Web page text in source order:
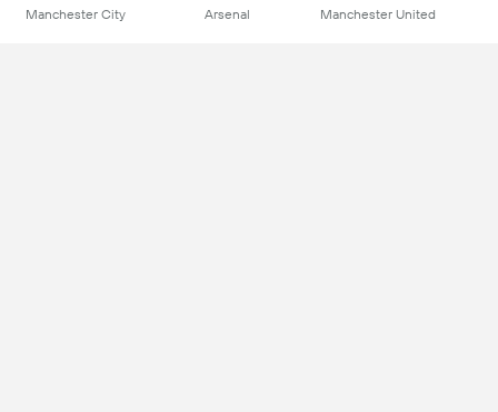
Manchester City Arsenal Manchester United